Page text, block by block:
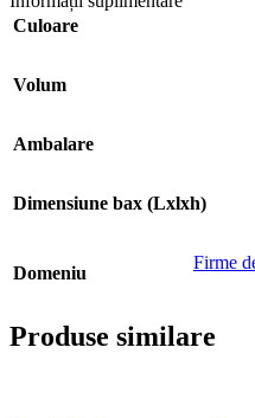
Culoare
Volum
Ambalare
Dimensiune bax (Lxlxh)
Domeniu
Firme
Produse similare